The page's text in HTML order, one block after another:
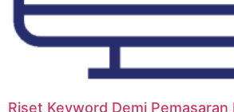
Riset Keyword Demi Pemasaran